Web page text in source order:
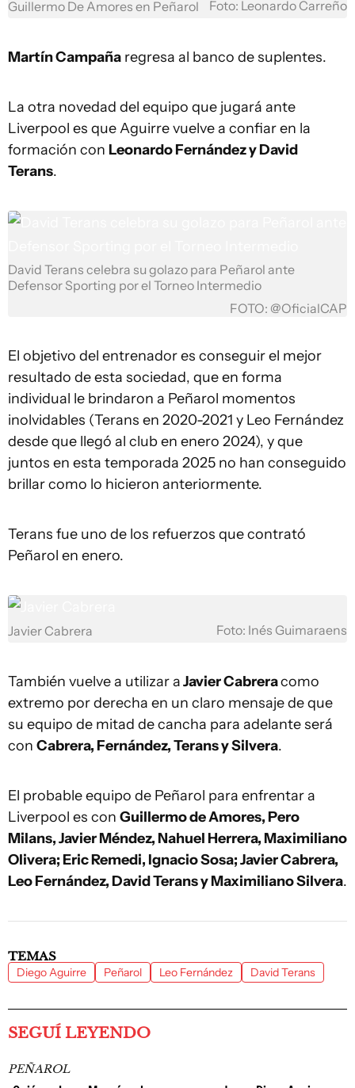
Guillermo De Amores en Peñarol Foto: Leonardo Carreño
Martín Campaña regresa al banco de suplentes.
La otra novedad del equipo que jugará ante
Liverpool es que Aguirre vuelve a confiar en la
formación con Leonardo Fernández y David
Terans.
David Terans celebra su golazo para Peñarol ante
Defensor Sporting por el Torneo Intermedio
FOTO: @OficialCAP
El objetivo del entrenador es conseguir el mejor
resultado de esta sociedad, que en forma
individual le brindaron a Peñarol momentos
inolvidables (Terans en 2020-2021 y Leo Fernández
desde que llegó al club en enero 2024), y que
juntos en esta temporada 2025 no han conseguido
brillar como lo hicieron anteriormente.
Terans fue uno de los refuerzos que contrató
Peñarol en enero.
Javier Cabrera Foto: Inés Guimaraens
También vuelve a utilizar aJavier Cabreracomo
extremo por derecha en un claro mensaje de que
su equipo de mitad de cancha para adelante será
con Cabrera, Fernández, Terans y Silvera.
El probable equipo de Peñarol para enfrentar a
Liverpool es con Guillermo de Amores, Pero
Milans, Javier Méndez, Nahuel Herrera, Maximiliano
Olivera; Eric Remedi, Ignacio Sosa; Javier Cabrera,
Leo Fernández, David Terans y Maximiliano Silvera.
TEMAS
Diego Aguirre Peñarol Leo Fernández David Terans
SEGUÍ LEYENDO
PEÑAROL